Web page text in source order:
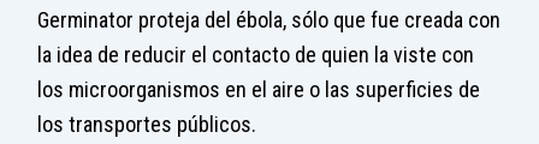
Germinator proteja del ébola, sólo que fue creada con
la idea de reducir el contacto de quien la viste con
los microorganismos en el aire o las superficies de
los transportes públicos.